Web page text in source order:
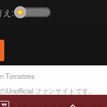
え:
Tomatoes
ファンサイトです。